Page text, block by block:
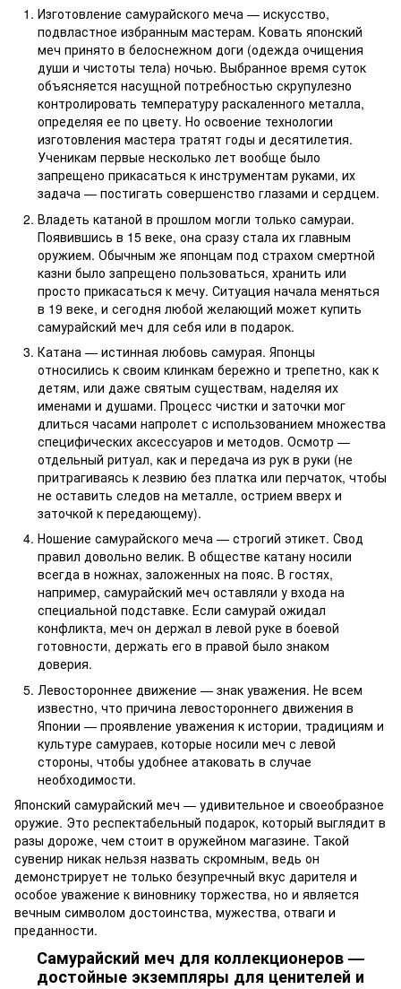
Изготовление самурайского меча — искусство,
подвластное избранным мастерам. Ковать японский
меч принято в белоснежном доги (одежда очищения
души и чистоты тела) ночью. Выбранное время суток
объясняется насущной потребностью скрупулезно
контролировать температуру раскаленного металла,
определяя ее по цвету. Но освоение технологии
изготовления мастера тратят годы и десятилетия.
Ученикам первые несколько лет вообще было
запрещено прикасаться к инструментам руками, их
задача — постигать совершенство глазами и сердцем.
Владеть катаной в прошлом могли только самураи.
Появившись в 15 веке, она сразу стала их главным
оружием. Обычным же японцам под страхом смертной
казни было запрещено пользоваться, хранить или
просто прикасаться к мечу. Ситуация начала меняться
в 19 веке, и сегодня любой желающий может купить
самурайский меч для себя или в подарок.
Катана — истинная любовь самурая. Японцы
относились к своим клинкам бережно и трепетно, как к
детям, или даже святым существам, наделяя их
именами и душами. Процесс чистки и заточки мог
длиться часами напролет с использованием множества
специфических аксессуаров и методов. Осмотр —
отдельный ритуал, как и передача из рук в руки (не
притрагиваясь к лезвию без платка или перчаток, чтобы
не оставить следов на металле, острием вверх и
заточкой к передающему).
Ношение самурайского меча — строгий этикет. Свод
правил довольно велик. В обществе катану носили
всегда в ножнах, заложенных на пояс. В гостях,
например, самурайский меч оставляли у входа на
специальной подставке. Если самурай ожидал
конфликта, меч он держал в левой руке в боевой
готовности, держать его в правой было знаком
доверия.
Левостороннее движение — знак уважения. Не всем
известно, что причина левостороннего движения в
Японии — проявление уважения к истории, традициям и
культуре самураев, которые носили меч с левой
стороны, чтобы удобнее атаковать в случае
необходимости.
Японский самурайский меч — удивительное и своеобразное
оружие. Это респектабельный подарок, который выглядит в
разы дороже, чем стоит в оружейном магазине. Такой
сувенир никак нельзя назвать скромным, ведь он
демонстрирует не только безупречный вкус дарителя и
особое уважение к виновнику торжества, но и является
вечным символом достоинства, мужества, отваги и
преданности.
Самурайский меч для коллекционеров —
достойные экземпляры для ценителей и